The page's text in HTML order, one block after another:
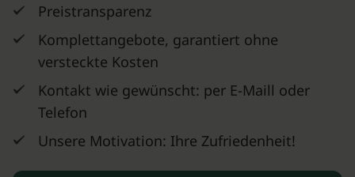
Preistransparenz
Komplettangebote, garantiert ohne
versteckte Kosten
Kontakt wie gewünscht: per E-Maill oder
Telefon
Unsere Motivation: Ihre Zufriedenheit!